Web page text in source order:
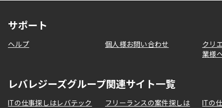
サポート
ヘルプ 個人様お問い合わせ
クリ
業様
レバレジーズグループ関連サイト一覧
ITの仕事探しはレバテック
フリーランスの案件探しは
ITの